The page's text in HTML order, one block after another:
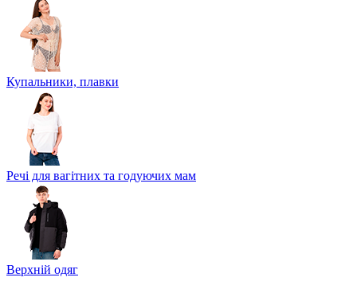
Купальники, плавки
Речі для вагітних та годуючих мам
Верхній одяг